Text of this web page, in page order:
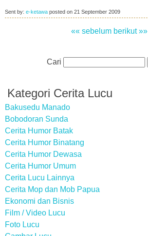
Sent by: e-ketawa posted on 21 September 2009
«« sebelum berikut »»
Cari
Kategori Cerita Lucu
Bakusedu Manado
Bobodoran Sunda
Cerita Humor Batak
Cerita Humor Binatang
Cerita Humor Dewasa
Cerita Humor Umum
Cerita Lucu Lainnya
Cerita Mop dan Mob Papua
Ekonomi dan Bisnis
Film / Video Lucu
Foto Lucu